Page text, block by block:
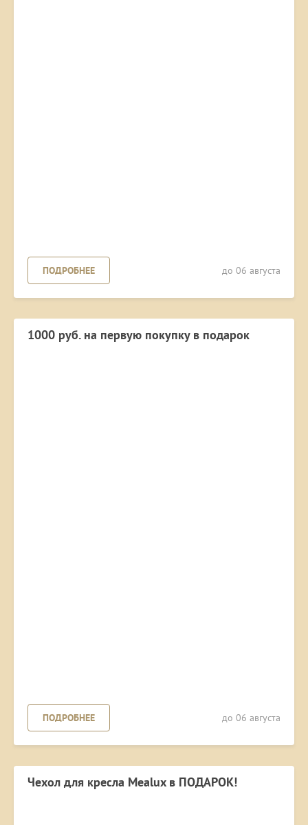
ПОДРОБНЕЕ до 06 августа
1000 руб. на первую покупку в подарок
ПОДРОБНЕЕ до 06 августа
Чехол для кресла Mealux в ПОДАРОК!